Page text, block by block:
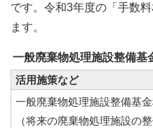
です。令和3年度の「手数
ます。
一般廃棄物処理施設整備基
活用施策など
一般廃棄物処理施設整備基
（将来の廃棄物処理施設の